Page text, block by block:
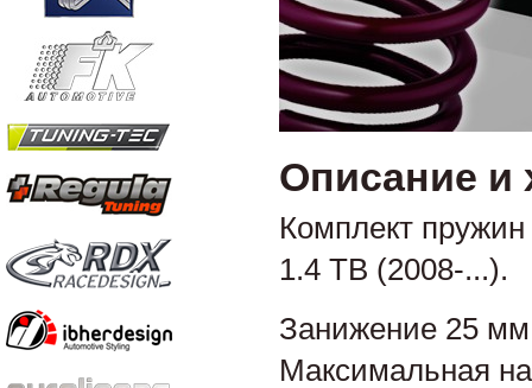
Описание и
Комплект
1.4 TB (2008-...).
Занижение 25
Максимальная